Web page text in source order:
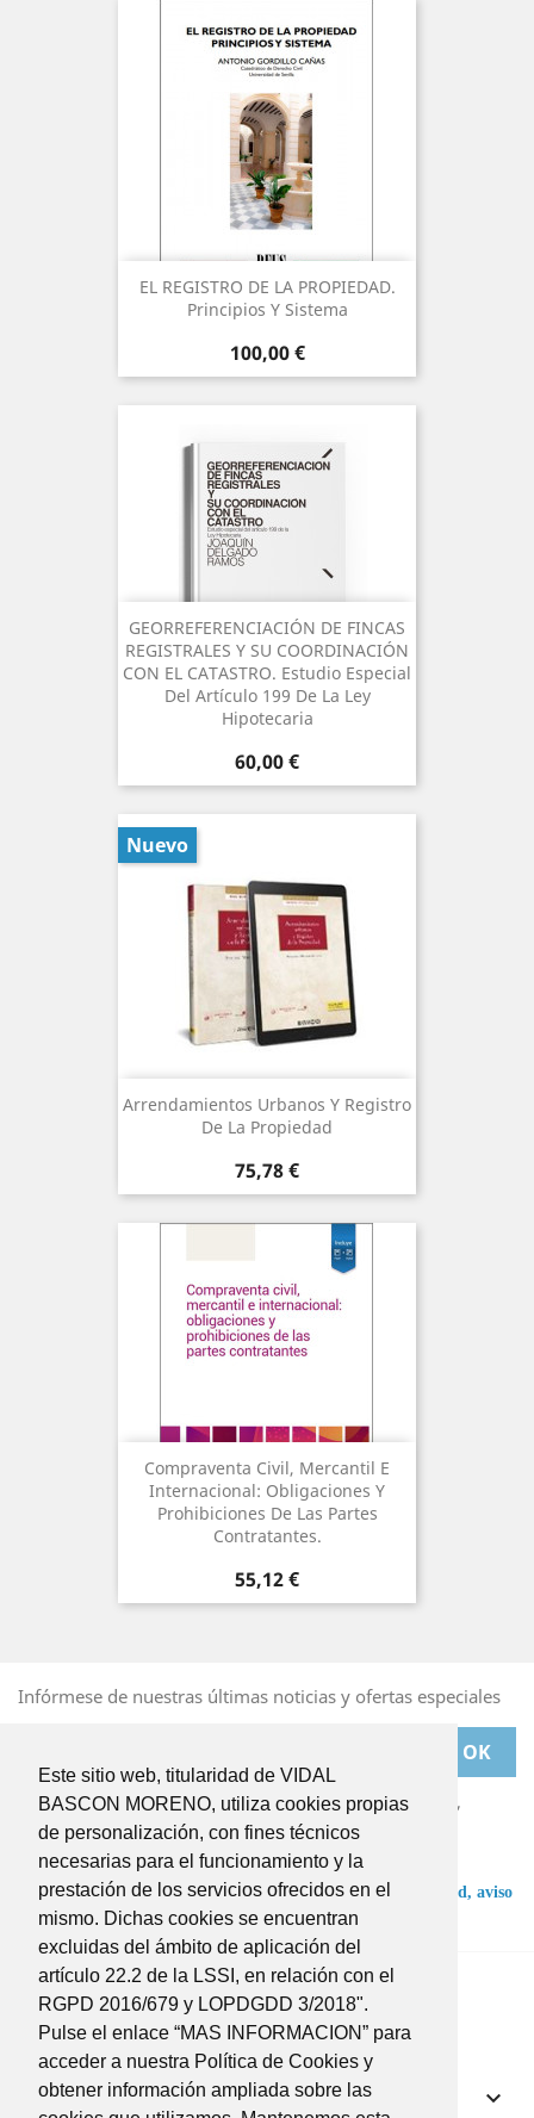
Este sitio web, titularidad de VIDAL
BASCON MORENO, utiliza cookies propias
de personalización, con fines técnicos
necesarias para el funcionamiento y la
prestación de los servicios ofrecidos en el
mismo. Dichas cookies se encuentran
excluidas del ámbito de aplicación del
artículo 22.2 de la LSSI, en relación con el
RGPD 2016/679 y LOPDGDD 3/2018".
Pulse el enlace “MAS INFORMACION” para
acceder a nuestra Política de Cookies y
obtener información ampliada sobre las
EL REGISTRO DE LA PROPIEDAD.
Principios Y Sistema
Precio
100,00 €
GEORREFERENCIACIÓN DE FINCAS
REGISTRALES Y SU COORDINACIÓN
CON EL CATASTRO. Estudio Especial
Del Artículo 199 De La Ley
Hipotecaria
Precio
60,00 €
Arrendamientos Urbanos Y Registro
De La Propiedad
Precio
75,78 €
Nuevo
Compraventa Civil, Mercantil E
Internacional: Obligaciones Y
Prohibiciones De Las Partes
Contratantes.
Precio
55,12 €
Infórmese de nuestras últimas noticias y ofertas especiales
Puede darse de baja en cualquier momento. Para ello,
deberá dirigirse a
BASCONMORENO@BASCONMORENO.COM
He leído y acepto las condiciones de lapolítica de privacidad, aviso
legalytérminos y condiciones.
TwitterInstagram
Productos 